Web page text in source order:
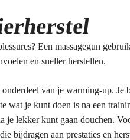
Een massagegun
en sneller herstellen.
van je warming-up. Je
wat je kunt doen is na een
lekker kunt gaan douchen.
die bijdragen aan prestaties en